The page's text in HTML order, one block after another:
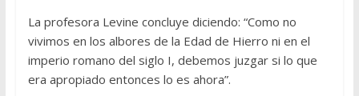
La profesora Levine concluye diciendo: “Como no
vivimos en los albores de la Edad de Hierro ni en el
imperio romano del siglo I, debemos juzgar si lo que
era apropiado entonces lo es ahora”.